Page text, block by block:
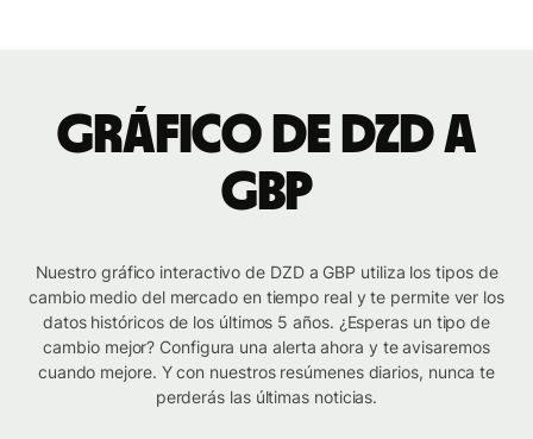
Gráfico de DZD a
GBP
Nuestro gráfico interactivo de DZD a GBP utiliza los tipos de
cambio medio del mercado en tiempo real y te permite ver los
datos históricos de los últimos 5 años. ¿Esperas un tipo de
cambio mejor? Configura una alerta ahora y te avisaremos
cuando mejore. Y con nuestros resúmenes diarios, nunca te
perderás las últimas noticias.